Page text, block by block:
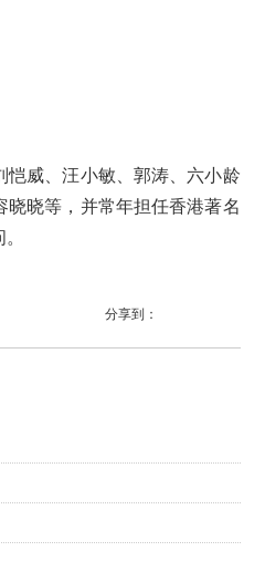
恺威、汪小敏、郭涛、六小龄
晓等，并常年担任香港著名
分享到：